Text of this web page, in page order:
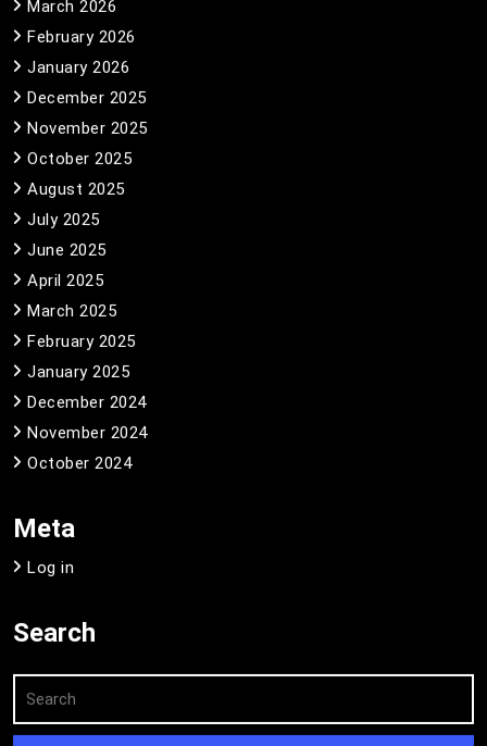
March 2026
February 2026
January 2026
December 2025
November 2025
October 2025
August 2025
July 2025
June 2025
April 2025
March 2025
February 2025
January 2025
December 2024
November 2024
October 2024
Meta
Log in
Search